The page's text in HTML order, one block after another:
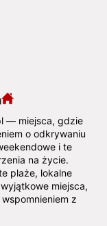
— miejsca, gdzie
o odkrywaniu
i te
na życie.
plaże, lokalne
miejsca,
z